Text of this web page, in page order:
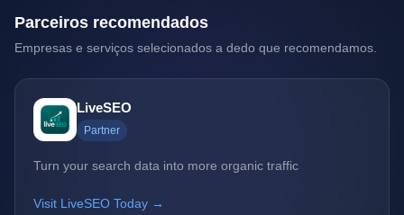
Parceiros recomendados
Empresas e serviços selecionados a dedo que recomendamos.
LiveSEO
Partner
Turn your search data into more organic traffic
Visit LiveSEO Today →